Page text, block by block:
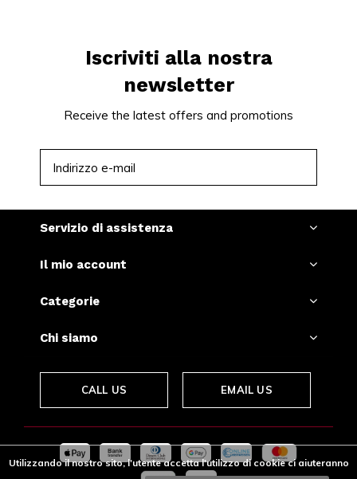
Iscriviti alla nostra
newsletter
Receive the latest offers and promotions
Servizio di assistenza
Il mio account
Categorie
Chi siamo
CALL US EMAIL US
Utilizzando il nostro sito, l'utente accetta l'utilizzo di cookie ci aiuteranno